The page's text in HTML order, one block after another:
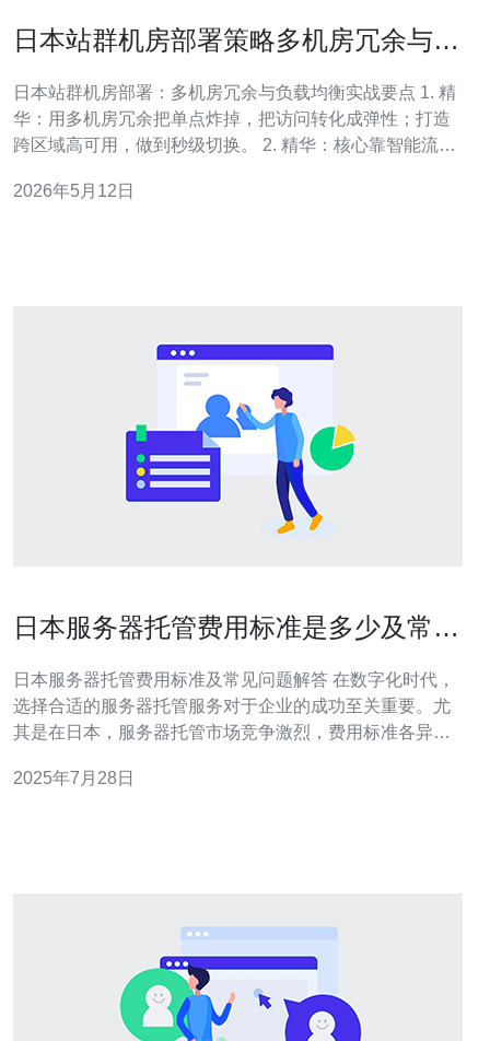
日本站群机房部署策略多机房冗余与负
日本站群机房部署：多机房冗余与负载均衡实战要点 1. 精
华：用多机房冗余把单点炸掉，把访问转化成弹性；打造
跨区域高可用，做到秒级切换。 2. 精华：核心靠智能流量
DDoS。 3. 精华：把监控、演练、成本三项做到位——实
2026年5月12日
日本服务器托管费用标准是多少及常见
日本服务器托管费用标准及常见问题解答 在数字化时代，
选择合适的服务器托管服务对于企业的成功至关重要。尤
其是在日本，服务器托管市场竞争激烈，费用标准各异。
问题，帮助您做出明智的决策。 以下是我们为您总结的精
2025年7月28日